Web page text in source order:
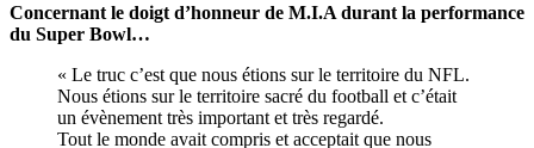
Concernant le doigt d’honneur de M.I.A durant la performance
du Super Bowl…
« Le truc c’est que nous étions sur le territoire du NFL.
Nous étions sur le territoire sacré du football et c’était
un évènement très important et très regardé.
Tout le monde avait compris et acceptait que nous